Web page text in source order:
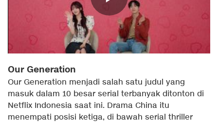
Our Generation
Our Generation menjadi salah satu judul yang
masuk dalam 10 besar serial terbanyak ditonton di
Netflix Indonesia saat ini. Drama China itu
menempati posisi ketiga, di bawah serial thriller